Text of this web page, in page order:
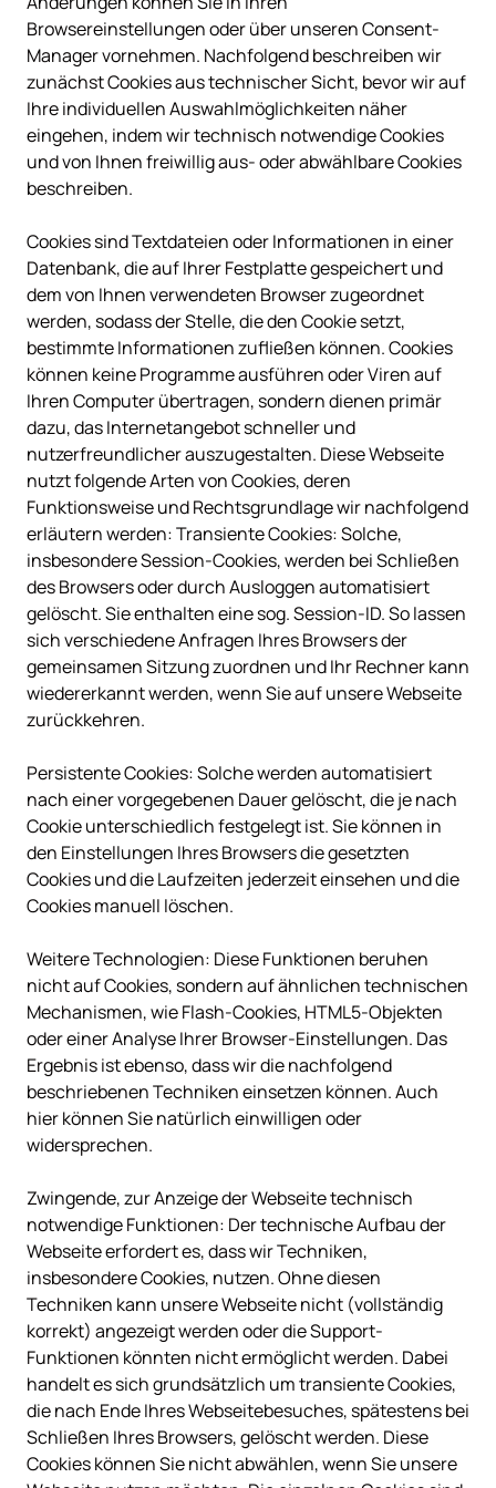
Browsereinstellungen oder über unseren Consent-
Manager vornehmen. Nachfolgend beschreiben wir
zunächst Cookies aus technischer Sicht, bevor wir auf
Ihre individuellen Auswahlmöglichkeiten näher
eingehen, indem wir technisch notwendige Cookies
und von Ihnen freiwillig aus- oder abwählbare Cookies
beschreiben.
Cookies sind Textdateien oder Informationen in einer
Datenbank, die auf Ihrer Festplatte gespeichert und
dem von Ihnen verwendeten Browser zugeordnet
werden, sodass der Stelle, die den Cookie setzt,
bestimmte Informationen zufließen können. Cookies
können keine Programme ausführen oder Viren auf
Ihren Computer übertragen, sondern dienen primär
dazu, das Internetangebot schneller und
nutzerfreundlicher auszugestalten. Diese Webseite
nutzt folgende Arten von Cookies, deren
Funktionsweise und Rechtsgrundlage wir nachfolgend
erläutern werden: Transiente Cookies: Solche,
insbesondere Session-Cookies, werden bei Schließen
des Browsers oder durch Ausloggen automatisiert
gelöscht. Sie enthalten eine sog. Session-ID. So lassen
sich verschiedene Anfragen Ihres Browsers der
gemeinsamen Sitzung zuordnen und Ihr Rechner kann
wiedererkannt werden, wenn Sie auf unsere Webseite
zurückkehren.
Persistente Cookies: Solche werden automatisiert
nach einer vorgegebenen Dauer gelöscht, die je nach
Cookie unterschiedlich festgelegt ist. Sie können in
den Einstellungen Ihres Browsers die gesetzten
Cookies und die Laufzeiten jederzeit einsehen und die
Cookies manuell löschen.
Weitere Technologien: Diese Funktionen beruhen
nicht auf Cookies, sondern auf ähnlichen technischen
Mechanismen, wie Flash-Cookies, HTML5-Objekten
oder einer Analyse Ihrer Browser-Einstellungen. Das
Ergebnis ist ebenso, dass wir die nachfolgend
beschriebenen Techniken einsetzen können. Auch
hier können Sie natürlich einwilligen oder
widersprechen.
Zwingende, zur Anzeige der Webseite technisch
notwendige Funktionen: Der technische Aufbau der
Webseite erfordert es, dass wir Techniken,
insbesondere Cookies, nutzen. Ohne diesen
Techniken kann unsere Webseite nicht (vollständig
korrekt) angezeigt werden oder die Support-
Funktionen könnten nicht ermöglicht werden. Dabei
handelt es sich grundsätzlich um transiente Cookies,
die nach Ende Ihres Webseitebesuches, spätestens bei
Schließen Ihres Browsers, gelöscht werden. Diese
Cookies können Sie nicht abwählen, wenn Sie unsere